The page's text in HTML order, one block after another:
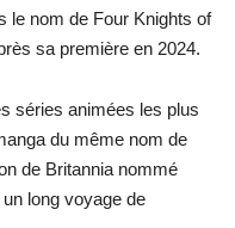
le nom de Four Knights of
sa première en 2024.
séries animées les plus
du même nom de
de Britannia nommé
long voyage de